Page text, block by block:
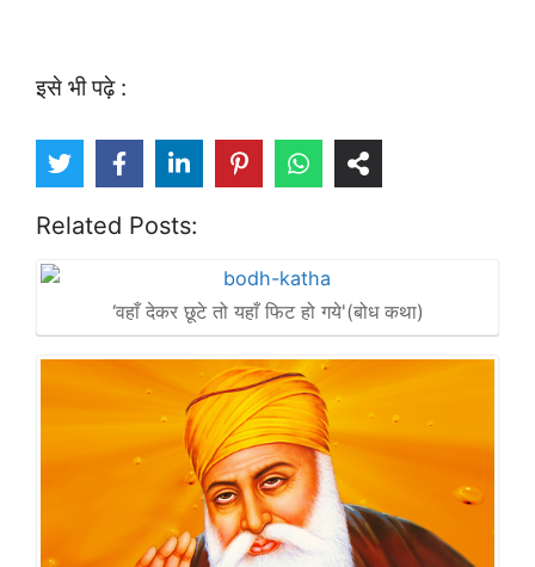
इसे भी पढ़े :
Related Posts:
‘वहाँ देकर छूटे तो यहाँ फिट हो गये'(बोध कथा)